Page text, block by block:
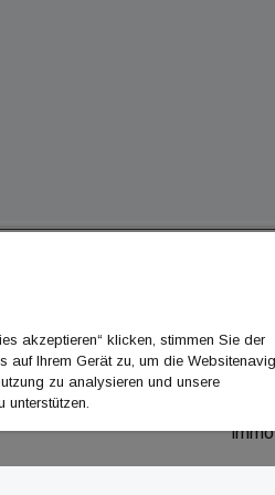
akzeptieren“ klicken, stimmen Sie der
auf Ihrem Gerät zu, um die
zu analysieren und unsere
unterstützen.